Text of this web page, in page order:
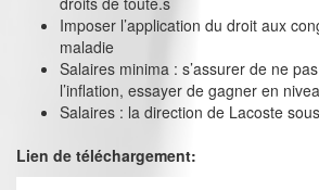
Imposer l’application du droit aux
maladie
Salaires minima : s’assurer de ne
l’inflation, essayer de gagner en
Salaires : la direction de Lacoste
Lien de téléchargement: